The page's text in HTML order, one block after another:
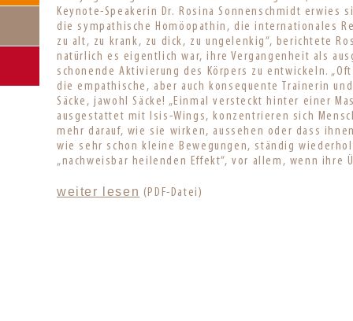
Keynote-Speakerin Dr. Rosina Sonnenschmidt erwies
die sympathische Homöopathin, die internationales
zu alt, zu krank, zu dick, zu ungelenkig“, berichtete
natürlich es eigentlich war, ihre Vergangenheit als
schonende Aktivierung des Körpers zu entwickeln.
die empathische, aber auch konsequente Trainerin
Säcke, jawohl Säcke! „Einmal versteckt hinter einer
ausgestattet mit Isis-Wings, konzentrieren sich
mehr darauf, wie sie wirken, aussehen oder dass
wie sehr schon kleine Bewegungen, ständig
„nachweisbar heilenden Effekt“, vor allem, wenn
weiter lesen (PDF-Datei)